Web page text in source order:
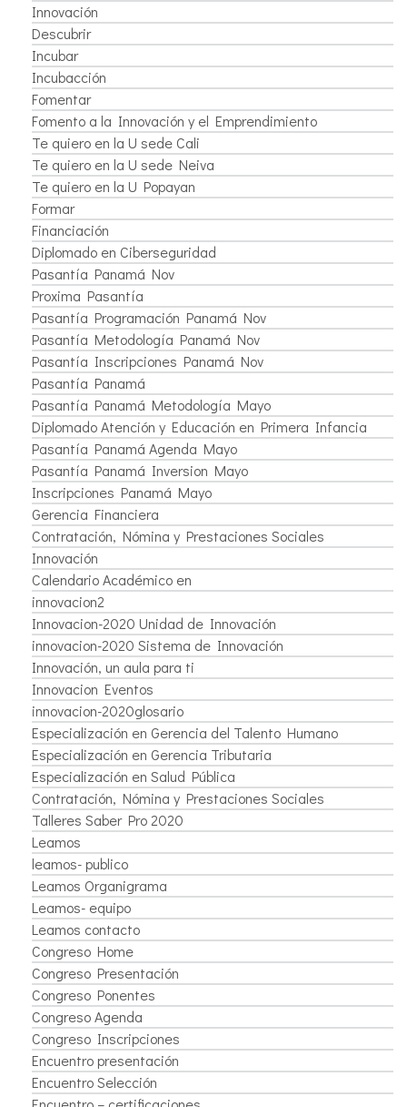
Innovación
Descubrir
Incubar
Incubacción
Fomentar
Fomento a la Innovación y el Emprendimiento
Te quiero en la U sede Cali
Te quiero en la U sede Neiva
Te quiero en la U Popayan
Formar
Financiación
Diplomado en Ciberseguridad
Pasantía Panamá Nov
Proxima Pasantía
Pasantía Programación Panamá Nov
Pasantía Metodología Panamá Nov
Pasantía Inscripciones Panamá Nov
Pasantía Panamá
Pasantía Panamá Metodología Mayo
Diplomado Atención y Educación en Primera Infancia
Pasantía Panamá Agenda Mayo
Pasantía Panamá Inversion Mayo
Inscripciones Panamá Mayo
Gerencia Financiera
Contratación, Nómina y Prestaciones Sociales
Innovación
Calendario Académico en
innovacion2
Innovacion-2020 Unidad de Innovación
innovacion-2020 Sistema de Innovación
Innovación, un aula para ti
Innovacion Eventos
innovacion-2020glosario
Especialización en Gerencia del Talento Humano
Especialización en Gerencia Tributaria
Especialización en Salud Pública
Contratación, Nómina y Prestaciones Sociales
Talleres Saber Pro 2020
Leamos
leamos- publico
Leamos Organigrama
Leamos- equipo
Leamos contacto
Congreso Home
Congreso Presentación
Congreso Ponentes
Congreso Agenda
Congreso Inscripciones
Encuentro presentación
Encuentro Selección